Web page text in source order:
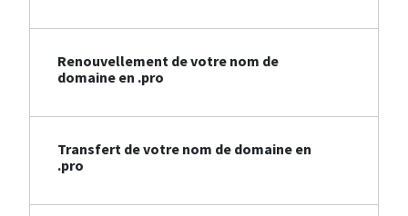
Renouvellement de votre nom de
domaine en .pro
Transfert de votre nom de domaine en
.pro